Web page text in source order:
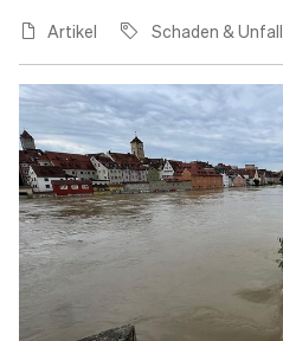
Artikel Schaden & Unfall